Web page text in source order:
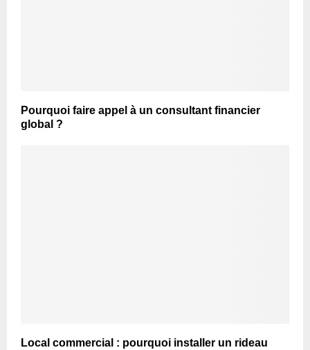
Pourquoi faire appel à un consultant financier
global ?
Local commercial : pourquoi installer un rideau